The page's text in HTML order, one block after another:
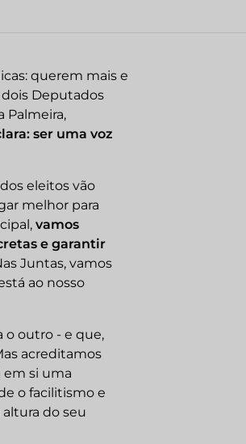
querem mais e
Deputados
Palmeira,
ser uma voz
eleitos vão
melhor para
vamos
e garantir
Juntas, vamos
ao nosso
o outro - e que,
acreditamos
em si uma
o facilitismo e
do seu